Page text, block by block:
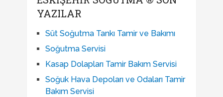
YAZILAR
Süt Soğutma Tankı Tamir ve Bakımı
Soğutma Servisi
Kasap Dolapları Tamir Bakım Servisi
Soğuk Hava Depoları ve Odaları Tamir
Bakım Servisi